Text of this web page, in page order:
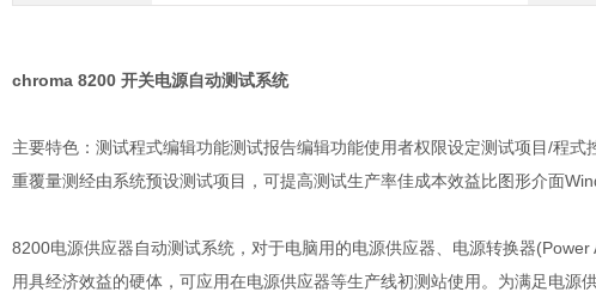
chroma 8200 开关电源自动测试系统
主要特色：测试程式编辑功能测试报告编辑功能使用者权限设定测试项目/程
重覆量测经由系统预设测试项目，可提高测试生产率佳成本效益比图形介面
8200电源供应器自动测试系统，对于电脑用的电源供应器、电源转换器
用具经济效益的硬体，可应用在电源供应器等生产线初测站使用。为满足电